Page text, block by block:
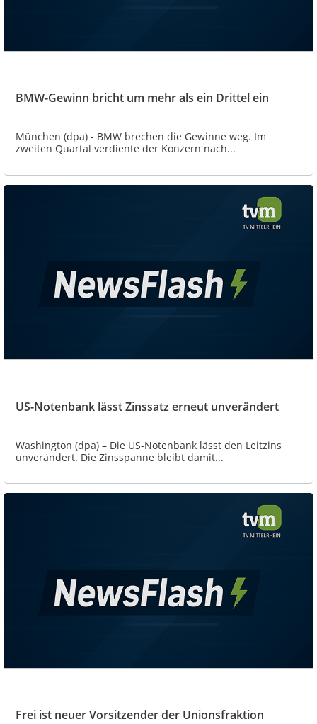
BMW-Gewinn bricht um mehr als ein Drittel ein
München (dpa) - BMW brechen die Gewinne weg. Im
zweiten Quartal verdiente der Konzern nach...
US-Notenbank lässt Zinssatz erneut unverändert
Washington (dpa) – Die US-Notenbank lässt den Leitzins
unverändert. Die Zinsspanne bleibt damit...
Frei ist neuer Vorsitzender der Unionsfraktion